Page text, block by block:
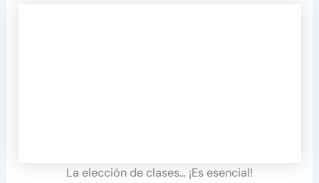
La elección de clases… ¡Es esencial!